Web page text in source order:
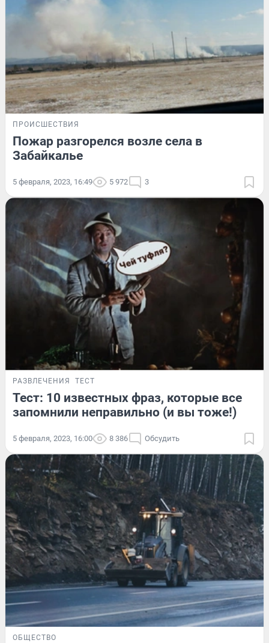
ПРОИСШЕСТВИЯ
Пожар разгорелся возле села в
Забайкалье
5 февраля, 2023, 16:49 5 972 3
РАЗВЛЕЧЕНИЯ ТЕСТ
Тест: 10 известных фраз, которые все
запомнили неправильно (и вы тоже!)
5 февраля, 2023, 16:00 8 386 Обсудить
ОБЩЕСТВО